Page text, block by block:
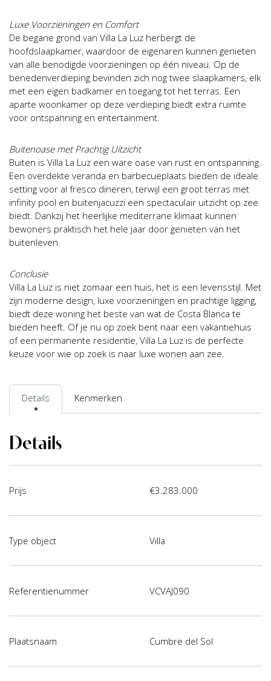
Luxe Voorzieningen en Comfort
De begane grond van Villa La Luz herbergt de
hoofdslaapkamer, waardoor de eigenaren kunnen genieten
van alle benodigde voorzieningen op één niveau. Op de
benedenverdieping bevinden zich nog twee slaapkamers, elk
met een eigen badkamer en toegang tot het terras. Een
aparte woonkamer op deze verdieping biedt extra ruimte
voor ontspanning en entertainment.
Buitenoase met Prachtig Uitzicht
Buiten is Villa La Luz een ware oase van rust en ontspanning.
Een overdekte veranda en barbecueplaats bieden de ideale
setting voor al fresco dineren, terwijl een groot terras met
infinity pool en buitenjacuzzi een spectaculair uitzicht op zee
biedt. Dankzij het heerlijke mediterrane klimaat kunnen
bewoners praktisch het hele jaar door genieten van het
buitenleven.
Conclusie
Villa La Luz is niet zomaar een huis, het is een levensstijl. Met
zijn moderne design, luxe voorzieningen en prachtige ligging,
biedt deze woning het beste van wat de Costa Blanca te
bieden heeft. Of je nu op zoek bent naar een vakantiehuis
of een permanente residentie, Villa La Luz is de perfecte
keuze voor wie op zoek is naar luxe wonen aan zee.
Details Kenmerken
Details
Prijs €3.283.000
Type object Villa
Referentienummer VCVAJ090
Plaatsnaam Cumbre del Sol